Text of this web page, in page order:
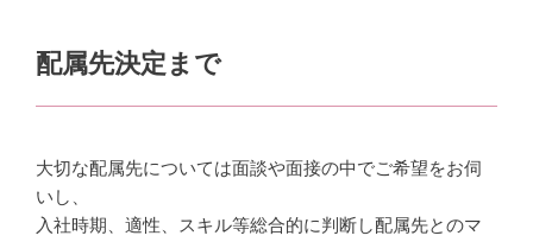
配属先決定まで
大切な配属先については面談や面接の中でご希望をお伺
いし、
入社時期、適性、スキル等総合的に判断し配属先とのマ